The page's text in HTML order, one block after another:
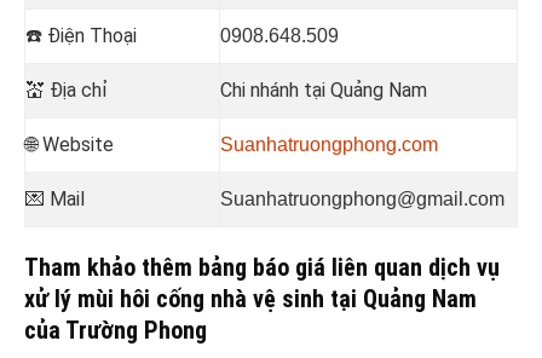
☎️ Điện Thoại 0908.648.509
💒 Địa chỉ Chi nhánh tại Quảng Nam
🌐 Website Suanhatruongphong.com
💌 Mail Suanhatruongphong@gmail.com
Tham khảo thêm bảng báo giá liên quan dịch vụ
xử lý mùi hôi cống nhà vệ sinh tại Quảng Nam
của Trường Phong